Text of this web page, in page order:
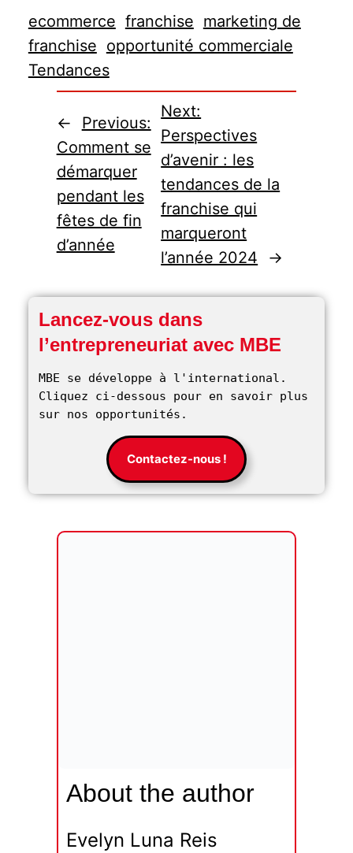
ecommerce franchise marketing de
franchise opportunité commerciale
Tendances
←
Previous:
Comment se
démarquer
pendant les
fêtes de fin
d’année
Next:
Perspectives
d’avenir : les
tendances de la
franchise qui
marqueront
l’année 2024
→
Lancez-vous dans
l’entrepreneuriat avec MBE
MBE se développe à l'international.
Cliquez ci-dessous pour en savoir plus
sur nos opportunités.
Contactez-nous !
About the author
Evelyn Luna Reis